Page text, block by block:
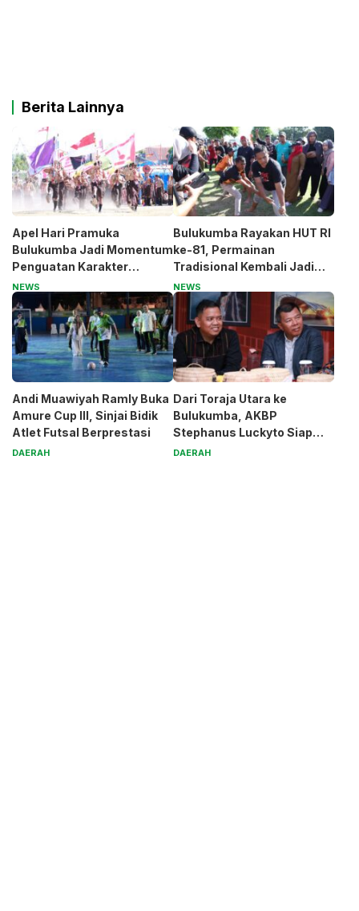
Berita Lainnya
Apel Hari Pramuka
Bulukumba Jadi Momentum
Penguatan Karakter
Generasi Muda
NEWS
Bulukumba Rayakan HUT RI
ke-81, Permainan
Tradisional Kembali Jadi
Magnet
NEWS
Andi Muawiyah Ramly Buka
Amure Cup III, Sinjai Bidik
Atlet Futsal Berprestasi
DAERAH
Dari Toraja Utara ke
Bulukumba, AKBP
Stephanus Luckyto Siap
Jaga Kamtibmas
DAERAH